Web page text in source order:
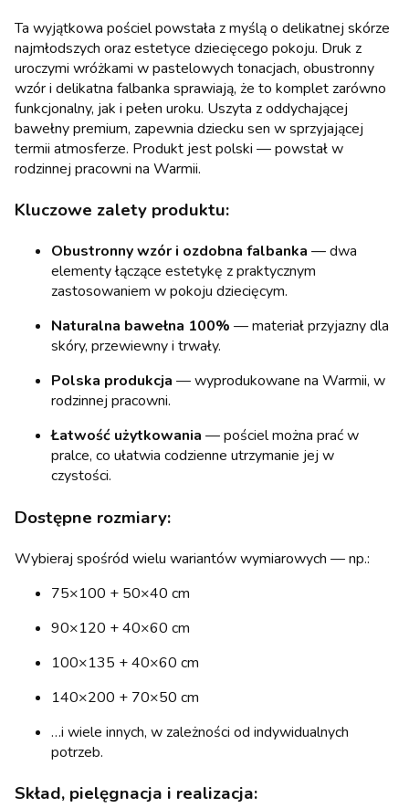
Ta wyjątkowa pościel powstała z myślą o delikatnej skórze
najmłodszych oraz estetyce dziecięcego pokoju. Druk z
uroczymi wróżkami w pastelowych tonacjach, obustronny
wzór i delikatna falbanka sprawiają, że to komplet zarówno
funkcjonalny, jak i pełen uroku. Uszyta z oddychającej
bawełny premium, zapewnia dziecku sen w sprzyjającej
termii atmosferze. Produkt jest polski — powstał w
rodzinnej pracowni na Warmii.
Kluczowe zalety produktu:
Obustronny wzór i ozdobna falbanka — dwa
elementy łączące estetykę z praktycznym
zastosowaniem w pokoju dziecięcym.
Naturalna bawełna 100% — materiał przyjazny dla
skóry, przewiewny i trwały.
Polska produkcja — wyprodukowane na Warmii, w
rodzinnej pracowni.
Łatwość użytkowania — pościel można prać w
pralce, co ułatwia codzienne utrzymanie jej w
czystości.
Dostępne rozmiary:
Wybieraj spośród wielu wariantów wymiarowych — np.:
75×100 + 50×40 cm
90×120 + 40×60 cm
100×135 + 40×60 cm
140×200 + 70×50 cm
…i wiele innych, w zależności od indywidualnych
potrzeb.
Skład, pielęgnacja i realizacja: